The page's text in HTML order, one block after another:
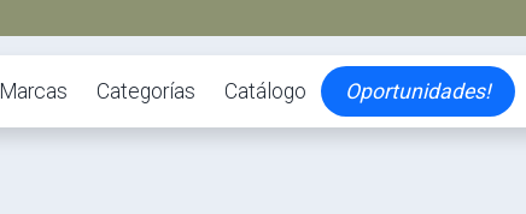
Marcas Categorías Catálogo Oportunidades!